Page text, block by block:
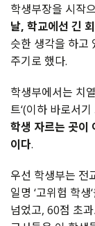
학생부장을 시작
날, 학교에선 긴
슷한 생각을 하고
주기로 했다.
학생부에서는 치
트‘(이하 바로서
학생 자르는 곳이
이다.
우선 학생부는 전
일명 ‘고위험 학
넘었고, 60점 초